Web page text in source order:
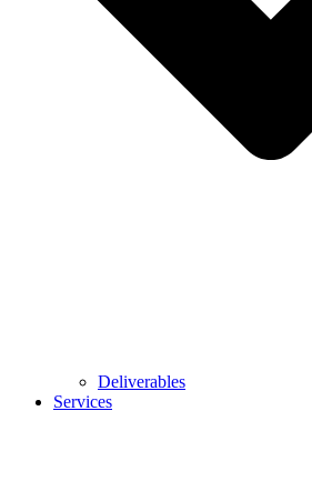
Deliverables
Services